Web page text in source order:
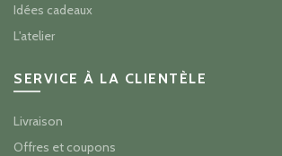
Idées cadeaux
L'atelier
SERVICE À LA CLIENTÈLE
Livraison
Offres et coupons